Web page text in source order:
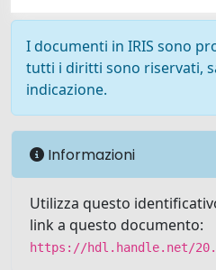
I documenti in IRIS sono
tutti i diritti sono riservati,
indicazione.
Informazioni
Utilizza questo
link a questo documento:
https://hdl.handle.net/